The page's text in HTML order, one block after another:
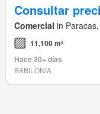
Consultar
Comercial in
11,100 m²
Hace 30+ días
BABILONIA